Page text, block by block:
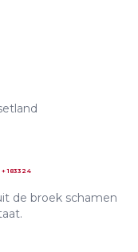
+183324
de broek schamen